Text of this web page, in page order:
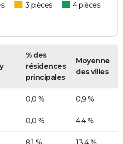
3 pièces
4 pièces
% des
résidences
principales
Moyenne
des villes
0,0 % 0,9 %
0,0 % 4,4 %